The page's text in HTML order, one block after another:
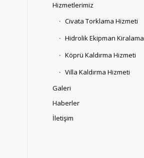
Hizmetlerimiz
Civata Torklama Hizmeti
Hidrolik Ekipman Kiralama
Köprü Kaldırma Hizmeti
Villa Kaldırma Hizmeti
Galeri
Haberler
İletişim